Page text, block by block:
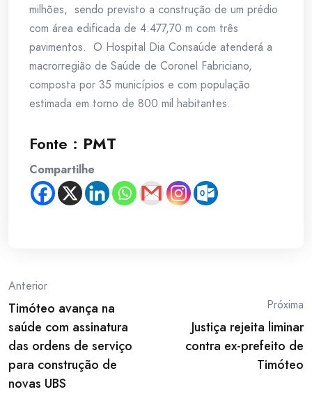
milhões, sendo previsto a construção de um prédio
com área edificada de 4.477,70 m com três
pavimentos. O Hospital Dia Consaúde atenderá a
macrorregião de Saúde de Coronel Fabriciano,
composta por 35 municípios e com população
estimada em torno de 800 mil habitantes.
Fonte : PMT
Compartilhe
Post
navigation
Anterior
Timóteo avança na
saúde com assinatura
das ordens de serviço
para construção de
novas UBS
Próxima
Justiça rejeita liminar
contra ex-prefeito de
Timóteo